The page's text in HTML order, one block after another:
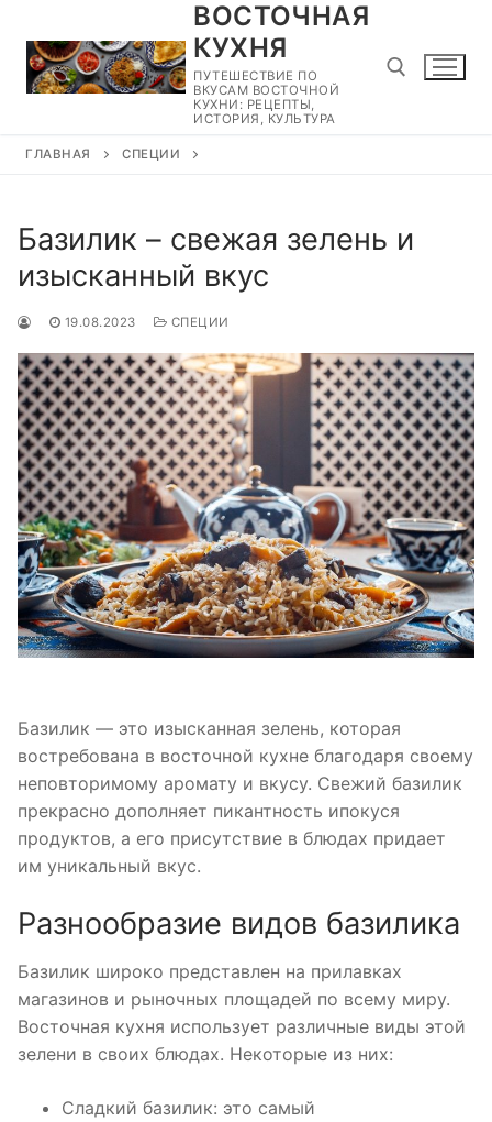
содержимому
ВОСТОЧНАЯ
КУХНЯ
ПУТЕШЕСТВИЕ ПО
ВКУСАМ ВОСТОЧНОЙ
КУХНИ: РЕЦЕПТЫ,
ИСТОРИЯ, КУЛЬТУРА
ГЛАВНАЯ СПЕЦИИ
Базилик – свежая зелень и
изысканный вкус
19.08.2023 СПЕЦИИ
Базилик — это изысканная зелень, которая
востребована в восточной кухне благодаря своему
неповторимому аромату и вкусу. Свежий базилик
прекрасно дополняет пикантность ипокуся
продуктов, а его присутствие в блюдах придает
им уникальный вкус.
Разнообразие видов базилика
Базилик широко представлен на прилавках
магазинов и рыночных площадей по всему миру.
Восточная кухня использует различные виды этой
зелени в своих блюдах. Некоторые из них:
Сладкий базилик: это самый